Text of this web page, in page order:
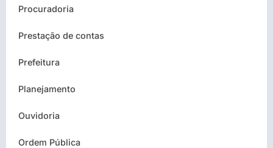
Procuradoria
Prestação de contas
Prefeitura
Planejamento
Ouvidoria
Ordem Pública